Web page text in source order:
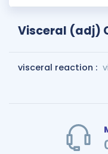
Visceral (adj)
visceral reaction :